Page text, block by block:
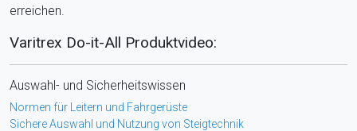
erreichen.
Varitrex Do-it-All Produktvideo:
Auswahl- und Sicherheitswissen
Normen für Leitern und Fahrgerüste
Sichere Auswahl und Nutzung von Steigtechnik